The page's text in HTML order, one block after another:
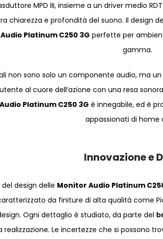
MPD III, insieme a un driver medio
chiarezza e profondità del suono. Il design
Platinum C250 3G perfette per
gamma.
non sono solo un componente audio, ma
al cuore dell’azione con una resa
Platinum C250 3G è innegabile, ed è
appassionati di home
Innovazione e
del design delle Monitor Audio Platinum
da finiture di alta qualità come
Ogni dettaglio è studiato, da parte del
realizzazione. Le incertezze che si possono